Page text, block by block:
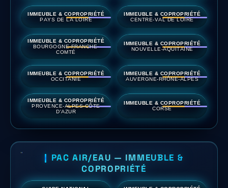
IMMEUBLE & COPROPRIÉTÉ
PAYS DE LA LOIRE
IMMEUBLE & COPROPRIÉTÉ
CENTRE-VAL DE LOIRE
IMMEUBLE & COPROPRIÉTÉ
BOURGOGNE-FRANCHE-
COMTÉ
IMMEUBLE & COPROPRIÉTÉ
NOUVELLE-AQUITAINE
IMMEUBLE & COPROPRIÉTÉ
OCCITANIE
IMMEUBLE & COPROPRIÉTÉ
AUVERGNE-RHÔNE-ALPES
IMMEUBLE & COPROPRIÉTÉ
PROVENCE-ALPES-CÔTE
D'AZUR
IMMEUBLE & COPROPRIÉTÉ
CORSE
PAC AIR/EAU — IMMEUBLE &
COPROPRIÉTÉ